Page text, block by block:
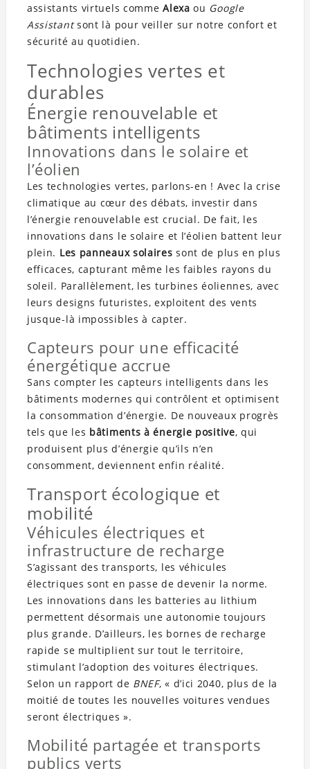
assistants virtuels commeAlexa ou Google
Assistantsont là pour veiller sur notre confort et
sécurité au quotidien.
Technologies vertes et
durables
Énergie renouvelable et
bâtiments intelligents
Innovations dans le solaire et
l’éolien
Les technologies vertes, parlons-en ! Avec la crise
climatique au cœur des débats, investir dans
l’énergie renouvelable est crucial. De fait, les
innovations dans le solaire et l’éolien battent leur
plein. Les panneaux solaires sont de plus en plus
efficaces, capturant même les faibles rayons du
soleil. Parallèlement, les turbines éoliennes, avec
leurs designs futuristes, exploitent des vents
jusque-là impossibles à capter.
Capteurs pour une efficacité
énergétique accrue
Sans compter les capteurs intelligents dans les
bâtiments modernes qui contrôlent et optimisent
la consommation d’énergie. De nouveaux progrès
tels que les bâtiments à énergie positive, qui
produisent plus d’énergie qu’ils n’en
consomment, deviennent enfin réalité.
Transport écologique et
mobilité
Véhicules électriques et
infrastructure de recharge
S’agissant des transports, les véhicules
électriques sont en passe de devenir la norme.
Les innovations dans les batteries au lithium
permettent désormais une autonomie toujours
plus grande. D’ailleurs, les bornes de recharge
rapide se multiplient sur tout le territoire,
stimulant l’adoption des voitures électriques.
Selon un rapport de BNEF, « d’ici 2040, plus de la
moitié de toutes les nouvelles voitures vendues
seront électriques ».
Mobilité partagée et transports
publics verts